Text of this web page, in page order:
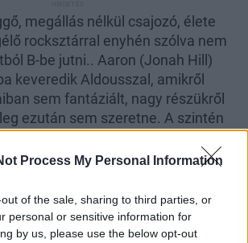
Process My Personal Information
of the sale, sharing to third parties, or
personal or sensitive information for
by us, please use the below opt-out
megállás nélkül csajozó, élete
rocksztárral enyhén szólva nem
B-be jutni.. Aaron (Jonah Hill)
keveredik Aldousszal, amikről
sem fantáziált, nagy részükről
ezután sem szeretne. A szintén
alkotógárdája ismét olyan
tető alá, amin nem csak térdünket
bemutatója várhatóan október